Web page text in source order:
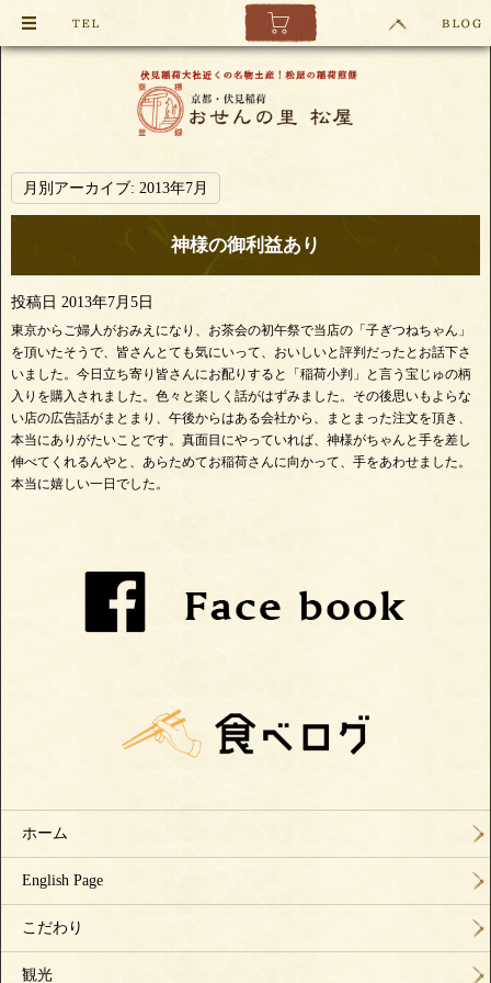
月別アーカイブ: 2013年7月
神様の御利益あり
投稿日 2013年7月5日
東京からご婦人がおみえになり、お茶会の初午祭で当店の「子ぎつねちゃん」
を頂いたそうで、皆さんとても気にいって、おいしいと評判だったとお話下さ
いました。今日立ち寄り皆さんにお配りすると「稲荷小判」と言う宝じゅの柄
入りを購入されました。色々と楽しく話がはずみました。その後思いもよらな
い店の広告話がまとまり、午後からはある会社から、まとまった注文を頂き、
本当にありがたいことです。真面目にやっていれば、神様がちゃんと手を差し
伸べてくれるんやと、あらためてお稲荷さんに向かって、手をあわせました。
本当に嬉しい一日でした。
ホーム
English Page
こだわり
観光